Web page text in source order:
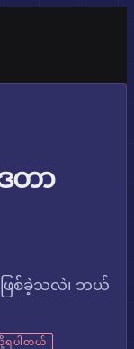
ေတာ
ြစ်ခဲ့သလဲ၊ ဘယ်
လို့ရပါတယ်